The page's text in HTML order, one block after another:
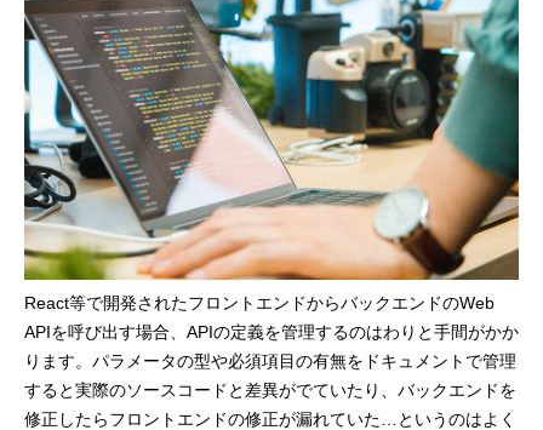
不動産システム開発
プログラマーの1週間
デザイナーの1週間
求人採用情報
Webエンジニア・プログラマー
フロントエンドエンジニア
【正社員】Webデザイナー
React等で開発されたフロントエンドからバックエンドのWeb
APIを呼び出す場合、APIの定義を管理するのはわりと手間がかか
ります。パラメータの型や必須項目の有無をドキュメントで管理
すると実際のソースコードと差異がでていたり、バックエンドを
修正したらフロントエンドの修正が漏れていた…というのはよく